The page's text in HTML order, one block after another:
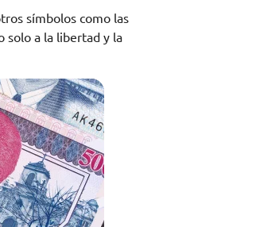
símbolos como las
solo a la libertad y la